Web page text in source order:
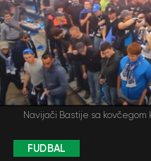
Navijači Bastije sa kovčegom
FUDBAL